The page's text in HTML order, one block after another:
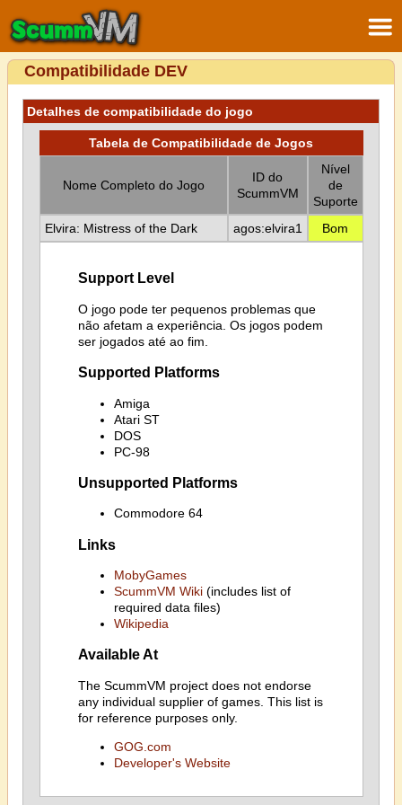
Compatibilidade DEV
Detalhes de compatibilidade do jogo
Tabela de Compatibilidade de Jogos
Nome Completo do Jogo
ID do
ScummVM
Nível
de
Suporte
Elvira: Mistress of the Dark
agos:elvira1 Bom
Support Level
O jogo pode ter pequenos problemas que
não afetam a experiência. Os jogos podem
ser jogados até ao fim.
Supported Platforms
Amiga
Atari ST
DOS
PC-98
Unsupported Platforms
Commodore 64
Links
MobyGames
ScummVM Wiki(includes list of
required data files)
Wikipedia
Available At
The ScummVM project does not endorse
any individual supplier of games. This list is
for reference purposes only.
GOG.com
Developer's Website